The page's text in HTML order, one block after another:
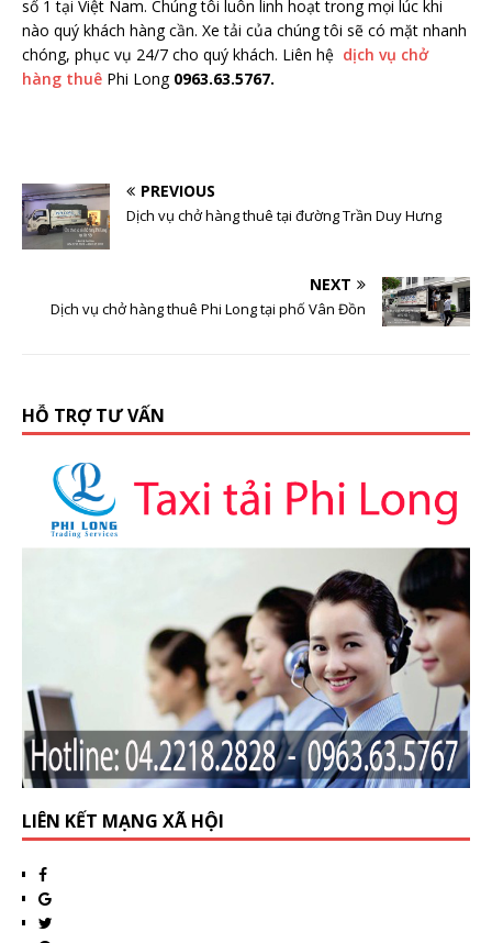
số 1 tại Việt Nam. Chúng tôi luôn linh hoạt trong mọi lúc khi
nào quý khách hàng cần. Xe tải của chúng tôi sẽ có mặt nhanh
chóng, phục vụ 24/7 cho quý khách. Liên hệ dịch vụ chở
hàng thuê Phi Long 0963.63.5767.
PREVIOUS
Dịch vụ chở hàng thuê tại đường Trần Duy Hưng
NEXT
Dịch vụ chở hàng thuê Phi Long tại phố Vân Đồn
HỖ TRỢ TƯ VẤN
LIÊN KẾT MẠNG XÃ HỘI